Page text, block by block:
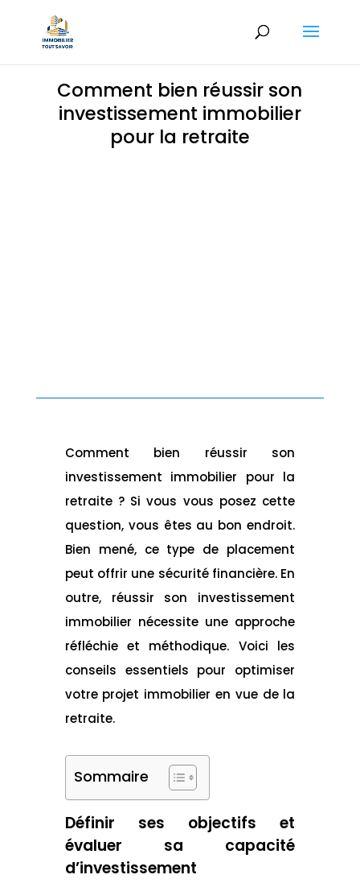
Comment bien réussir son
investissement immobilier
pour la retraite
Comment bien réussir son
investissement immobilier pour la
retraite ? Si vous vous posez cette
question, vous êtes au bon endroit.
Bien mené, ce type de placement
peut offrir une sécurité financière. En
outre, réussir son investissement
immobilier nécessite une approche
réfléchie et méthodique. Voici les
conseils essentiels pour optimiser
votre projet immobilier en vue de la
retraite.
Sommaire
Définir ses objectifs et
évaluer sa capacité
d’investissement